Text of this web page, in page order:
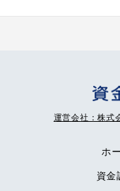
運営会社：株式
ホ
資金